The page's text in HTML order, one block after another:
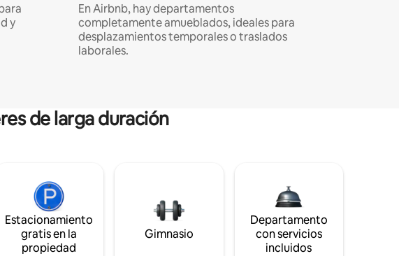
y
En Airbnb, hay departamentos
completamente amueblados, ideales para
desplazamientos temporales o traslados
laborales.
de larga duración
Estacionamiento
gratis en la
propiedad
Gimnasio
Departamento
con servicios
incluidos